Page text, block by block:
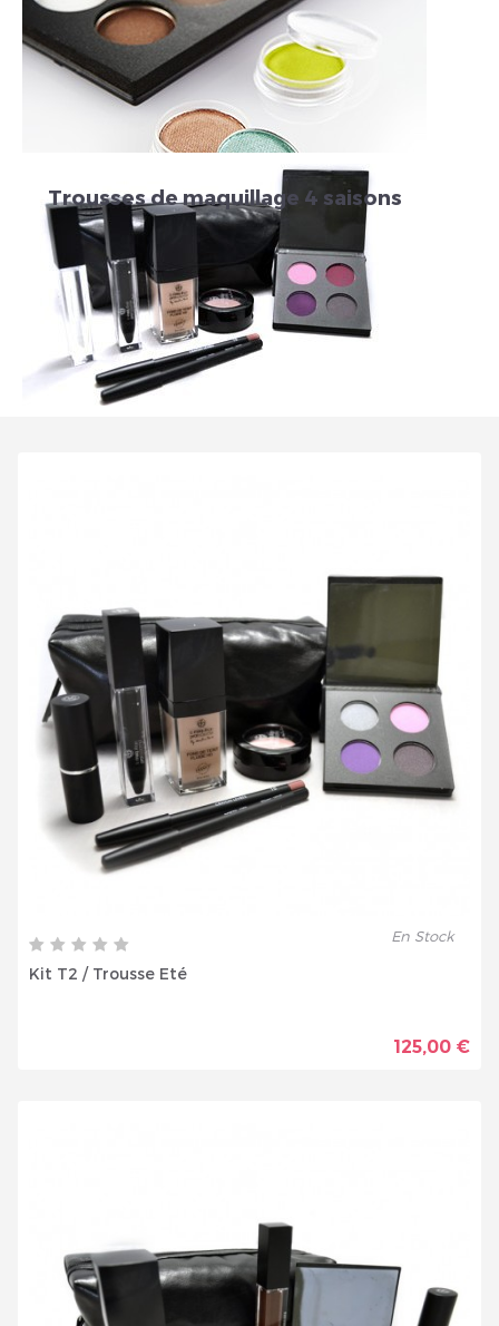
Veuillez réinitialiser votre mot de passe
Inscrivez vous et ainsi bénéficier des tarifs professionnel
Trousses de maquillage 4 saisons
En Stock
Kit T2 / Trousse Eté
125,00 €